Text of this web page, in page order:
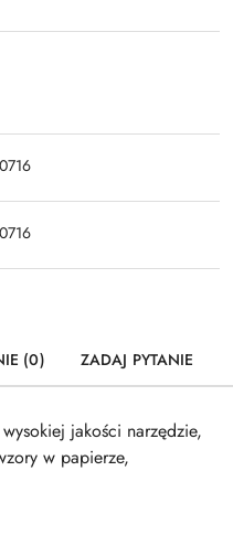
(0) ZADAJ PYTANIE
jakości narzędzie,
w papierze,